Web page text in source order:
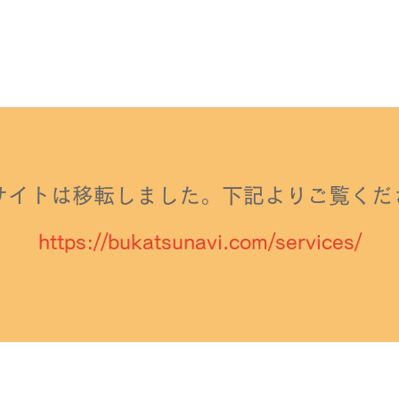
イトは移転しました。 下記よりご覧くだ
https://bukatsunavi.com/services/